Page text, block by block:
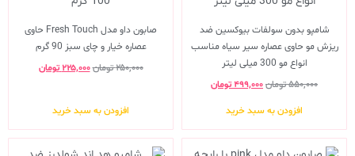
شامپو بدون سولفات بیوکسین ضد
ریزش مو حاوی عصاره سیر سیاه مناسب
انواع مو 300 میلی لیتر
۵۵۰,۰۰۰تومان۴۹۹,۰۰۰تومان
افزودن به سبد خرید
صابون داو مدل Fresh Touch حاوی
عصاره خیار و چای سبز 90 گرم
۲۵۰,۰۰۰تومان۲۲۵,۰۰۰ تومان
افزودن به سبد خرید